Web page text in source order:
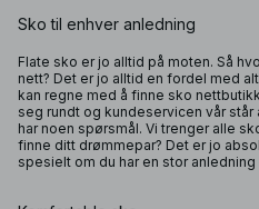
Sko til enhver anledning
Flate sko er jo alltid på moten. Så
nett? Det er jo alltid en fordel med
kan regne med å finne sko
seg rundt og kundeservicen vår
har noen spørsmål. Vi trenger alle
finne ditt drømmepar? Det er jo
spesielt om du har en stor